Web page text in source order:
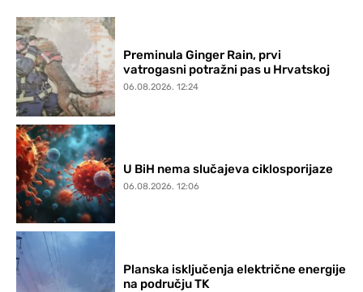
Preminula Ginger Rain, prvi
vatrogasni potražni pas u Hrvatskoj
06.08.2026. 12:24
U BiH nema slučajeva ciklosporijaze
06.08.2026. 12:06
Planska isključenja električne energije
na području TK